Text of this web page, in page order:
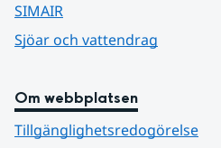
SIMAIR
Sjöar och vattendrag
Om webbplatsen
Tillgänglighetsredogörelse